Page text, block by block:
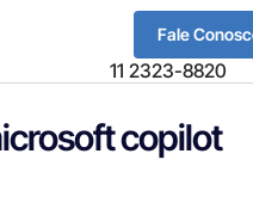
Fale
11 2323-8820
copilot